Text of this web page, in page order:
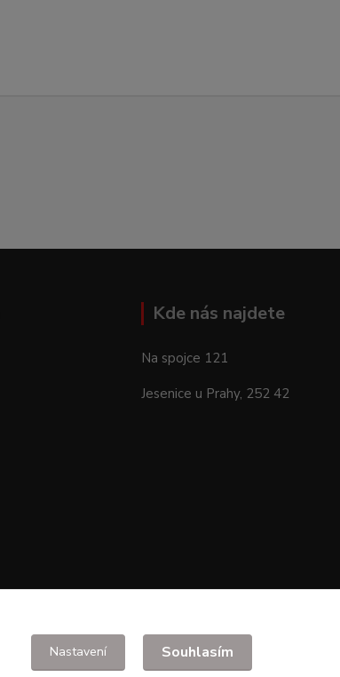
Kde nás najdete
Na spojce 121
Jesenice u Prahy, 252 42
Nastavení Souhlasím